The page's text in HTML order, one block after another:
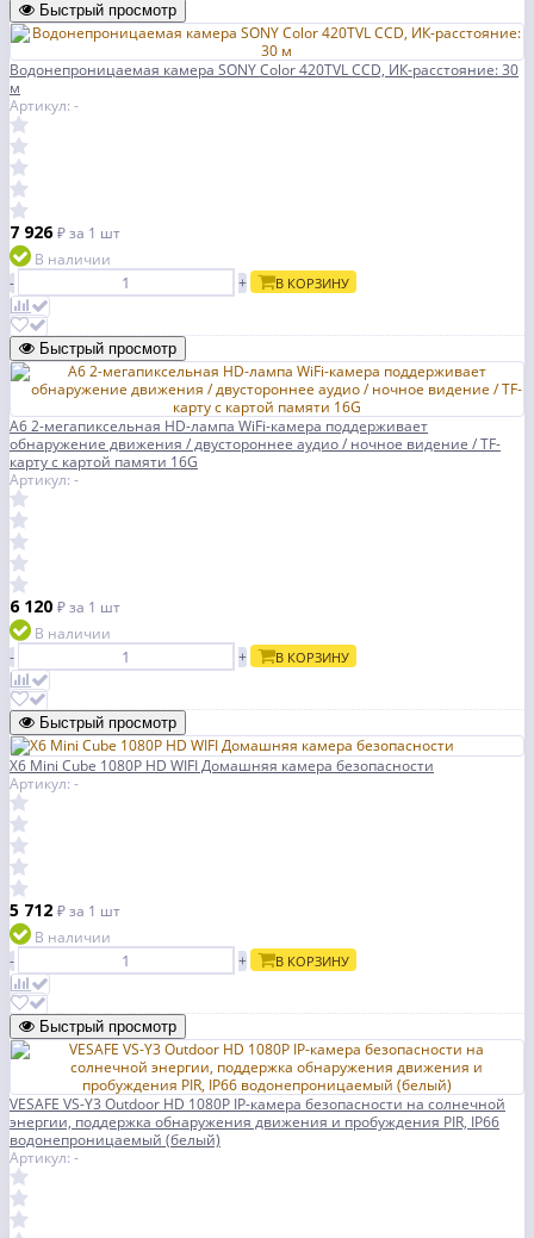
Быстрый просмотр
Водонепроницаемая камера SONY Color 420TVL CCD, ИК-расстояние: 30
м
Артикул: -
7 926₽за 1 шт
В наличии
-
+ В КОРЗИНУ
Быстрый просмотр
A6 2-мегапиксельная HD-лампа WiFi-камера поддерживает
обнаружение движения / двустороннее аудио / ночное видение / TF-
карту с картой памяти 16G
Артикул: -
6 120 ₽за 1 шт
В наличии
-
+ В КОРЗИНУ
Быстрый просмотр
X6 Mini Cube 1080P HD WIFI Домашняя камера безопасности
Артикул: -
5 712 ₽за 1 шт
В наличии
-
+ В КОРЗИНУ
Быстрый просмотр
VESAFE VS-Y3 Outdoor HD 1080P IP-камера безопасности на солнечной
энергии, поддержка обнаружения движения и пробуждения PIR, IP66
водонепроницаемый (белый)
Артикул: -